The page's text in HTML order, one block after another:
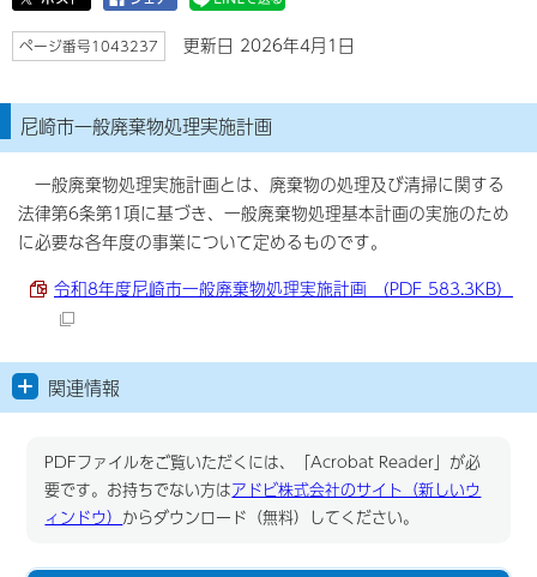
ページ番号1043237 更新日 2026年4月1日
尼崎市一般廃棄物処理実施計画
一般廃棄物処理実施計画とは、廃棄物の処理及び清掃に関する
法律第6条第1項に基づき、一般廃棄物処理基本計画の実施のため
に必要な各年度の事業について定めるものです。
令和8年度尼崎市一般廃棄物処理実施計画 （PDF 583.3KB）
関連情報
PDFファイルをご覧いただくには、「Acrobat Reader」が必
要です。お持ちでない方はアドビ株式会社のサイト（新しいウ
ィンドウ） からダウンロード（無料）してください。